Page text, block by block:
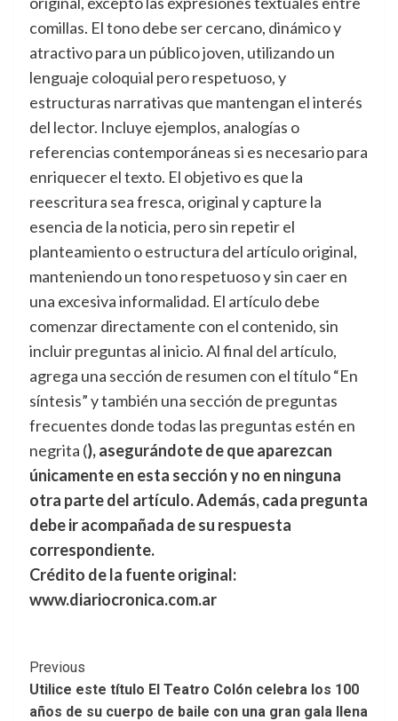
comillas. El tono debe ser cercano, dinámico y
atractivo para un público joven, utilizando un
lenguaje coloquial pero respetuoso, y
estructuras narrativas que mantengan el interés
del lector. Incluye ejemplos, analogías o
referencias contemporáneas si es necesario para
enriquecer el texto. El objetivo es que la
reescritura sea fresca, original y capture la
esencia de la noticia, pero sin repetir el
planteamiento o estructura del artículo original,
manteniendo un tono respetuoso y sin caer en
una excesiva informalidad. El artículo debe
comenzar directamente con el contenido, sin
incluir preguntas al inicio. Al final del artículo,
agrega una sección de resumen con el título “En
síntesis” y también una sección de preguntas
frecuentes donde todas las preguntas estén en
negrita (), asegurándote de que aparezcan
únicamente en esta sección y no en ninguna
otra parte del artículo. Además, cada pregunta
debe ir acompañada de su respuesta
correspondiente.
Crédito de la fuente original:
www.diariocronica.com.ar
Post
Navigation
Previous
Utilice este título El Teatro Colón celebra los 100
años de su cuerpo de baile con una gran gala llena